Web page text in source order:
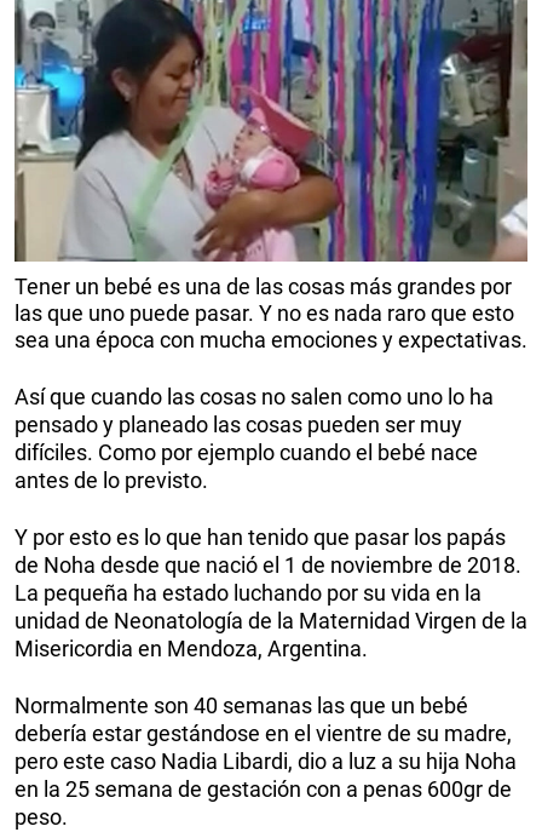
Tener un bebé es una de las cosas más grandes por
las que uno puede pasar. Y no es nada raro que esto
sea una época con mucha emociones y expectativas.
Así que cuando las cosas no salen como uno lo ha
pensado y planeado las cosas pueden ser muy
difíciles. Como por ejemplo cuando el bebé nace
antes de lo previsto.
Y por esto es lo que han tenido que pasar los papás
de Noha desde que nació el 1 de noviembre de 2018.
La pequeña ha estado luchando por su vida en la
unidad de Neonatología de la Maternidad Virgen de la
Misericordia en Mendoza, Argentina.
Normalmente son 40 semanas las que un bebé
debería estar gestándose en el vientre de su madre,
pero este caso Nadia Libardi, dio a luz a su hija Noha
en la 25 semana de gestación con a penas 600gr de
peso.